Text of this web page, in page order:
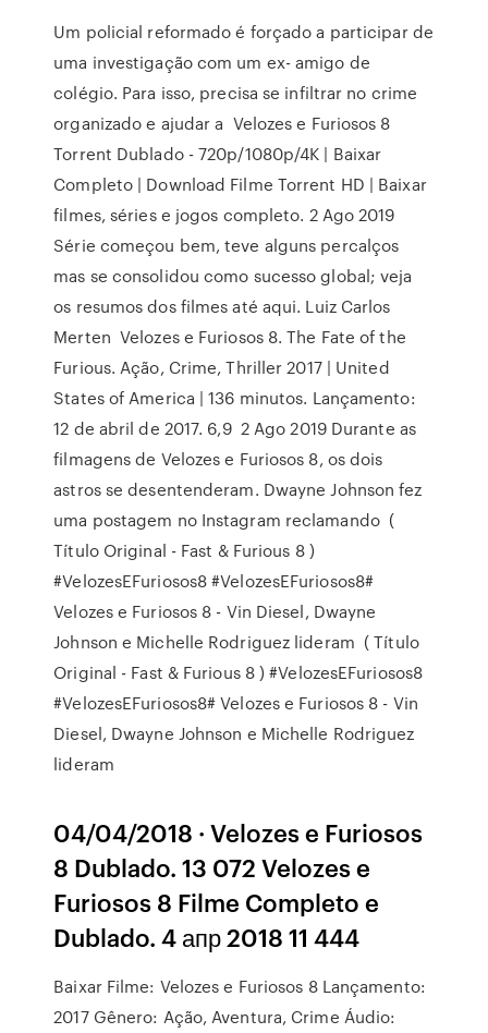
Um policial reformado é forçado a participar de
uma investigação com um ex- amigo de
colégio. Para isso, precisa se infiltrar no crime
organizado e ajudar a Velozes e Furiosos 8
Torrent Dublado - 720p/1080p/4K | Baixar
Completo | Download Filme Torrent HD | Baixar
filmes, séries e jogos completo. 2 Ago 2019
Série começou bem, teve alguns percalços
mas se consolidou como sucesso global; veja
os resumos dos filmes até aqui. Luiz Carlos
Merten Velozes e Furiosos 8. The Fate of the
Furious. Ação, Crime, Thriller 2017 | United
States of America | 136 minutos. Lançamento:
12 de abril de 2017. 6,9 2 Ago 2019 Durante as
filmagens de Velozes e Furiosos 8, os dois
astros se desentenderam. Dwayne Johnson fez
uma postagem no Instagram reclamando (
Título Original - Fast & Furious 8 )
#VelozesEFuriosos8 #VelozesEFuriosos8#
Velozes e Furiosos 8 - Vin Diesel, Dwayne
Johnson e Michelle Rodriguez lideram ( Título
Original - Fast & Furious 8 ) #VelozesEFuriosos8
#VelozesEFuriosos8# Velozes e Furiosos 8 - Vin
Diesel, Dwayne Johnson e Michelle Rodriguez
lideram
04/04/2018 · Velozes e Furiosos
8 Dublado. 13 072 Velozes e
Furiosos 8 Filme Completo e
Dublado. 4 апр 2018 11 444
Baixar Filme: Velozes e Furiosos 8 Lançamento:
2017 Gênero: Ação, Aventura, Crime Áudio: